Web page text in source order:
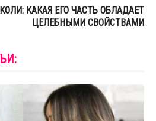
КАКАЯ ЕГО ЧАСТЬ ОБЛАДАЕТ
ЦЕЛЕБНЫМИ СВОЙСТВАМИ